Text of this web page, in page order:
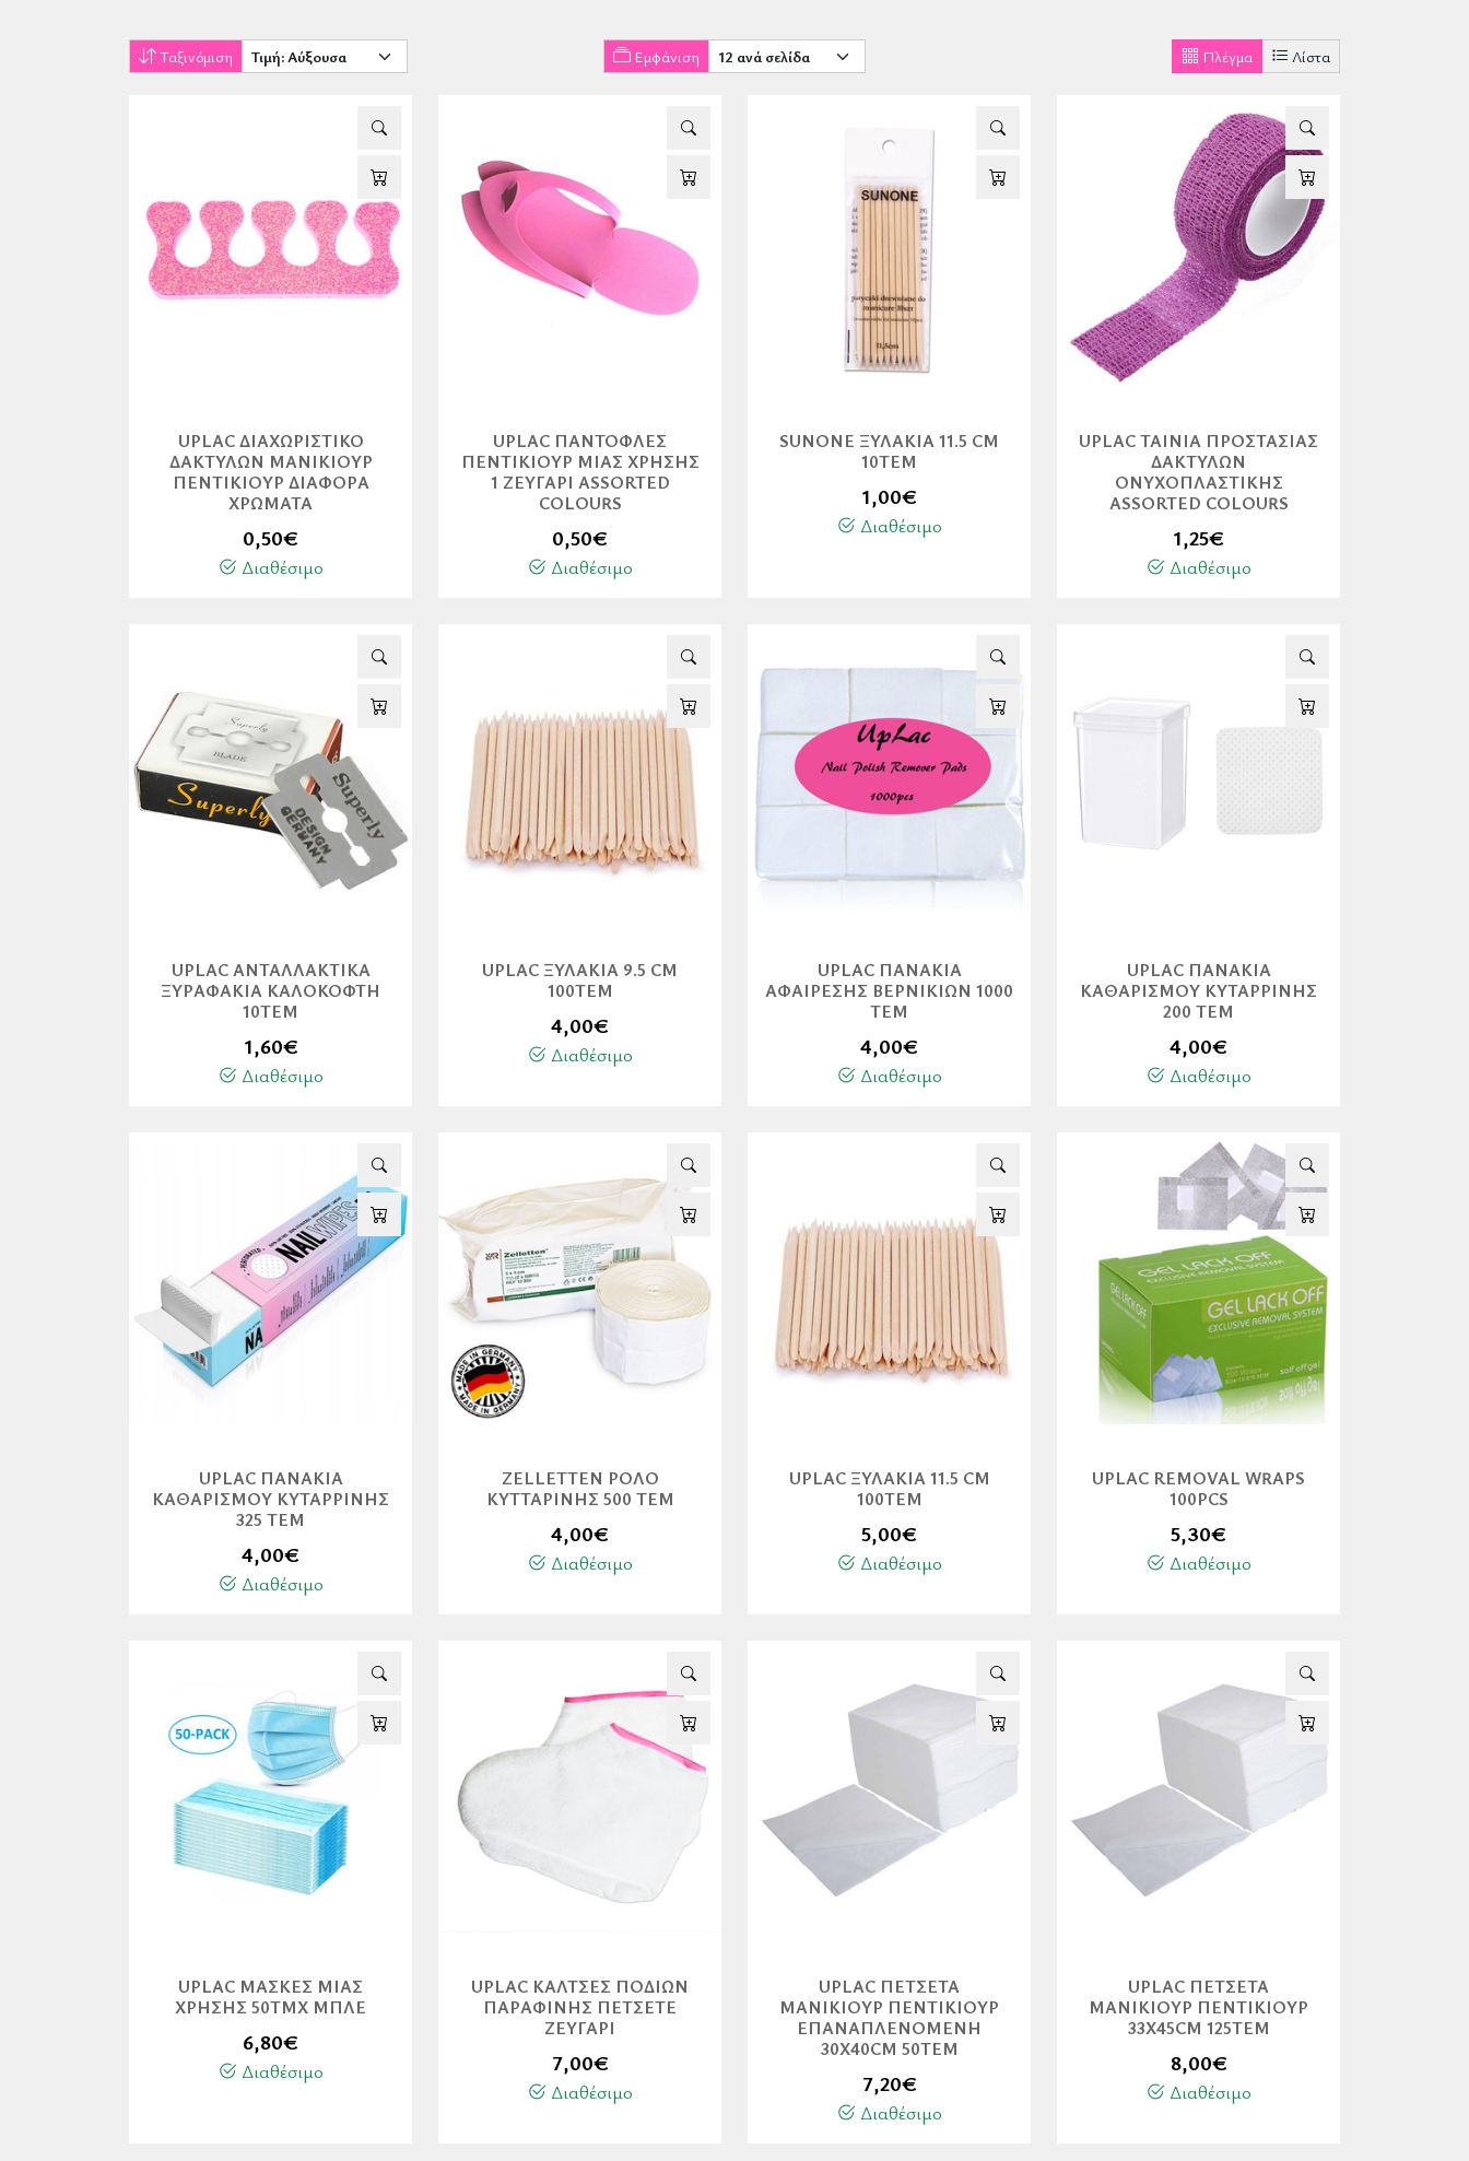
Ταξινόμιση Εμφάνιση Πλέγμα Λίστα
UPLAC ΔΙΑΧΩΡΙΣΤΙΚΌ
ΔΑΚΤΎΛΩΝ ΜΑΝΙΚΙΟΎΡ
ΠΕΝΤΙΚΙΟΎΡ ΔΙΆΦΟΡΑ
ΧΡΏΜΑΤΑ
0,50€
Διαθέσιμο
UPLAC ΠΑΝΤΌΦΛΕΣ
ΠΕΝΤΙΚΙΟΎΡ ΜΙΑΣ ΧΡΉΣΗΣ
1 ΖΕΥΓΆΡΙ ASSORTED
COLOURS
0,50€
Διαθέσιμο
SUNONE ΞΥΛΆΚΙΑ 11.5 CM
10ΤΕΜ
1,00€
Διαθέσιμο
UPLAC ΤΑΙΝΊΑ ΠΡΟΣΤΑΣΊΑΣ
ΔΑΚΤΎΛΩΝ
OΝΥΧΟΠΛΑΣΤΙΚΉΣ
ASSORTED COLOURS
1,25€
Διαθέσιμο
UPLAC ΑΝΤΑΛΛΑΚΤΙΚΆ
ΞΥΡΑΦΆΚΙΑ ΚΑΛΟΚΌΦΤΗ
10ΤΕΜ
1,60€
Διαθέσιμο
UPLAC ΞΥΛΆΚΙΑ 9.5 CM
100ΤΕΜ
4,00€
Διαθέσιμο
UPLAC ΠΑΝΆΚΙΑ
ΑΦΑΊΡΕΣΗΣ ΒΕΡΝΙΚΙΏΝ 1000
ΤΕΜ
4,00€
Διαθέσιμο
UPLAC ΠΑΝΆΚΙΑ
ΚΑΘΑΡΙΣΜΟΎ ΚΥΤΑΡΡΊΝΗΣ
200 ΤΕΜ
4,00€
Διαθέσιμο
UPLAC ΠΑΝΆΚΙΑ
ΚΑΘΑΡΙΣΜΟΎ ΚΥΤΑΡΡΊΝΗΣ
325 ΤΕΜ
4,00€
Διαθέσιμο
ZELLETTEN ΡΟΛΌ
ΚΥΤΤΑΡΊΝΗΣ 500 ΤΕΜ
4,00€
Διαθέσιμο
UPLAC ΞΥΛΆΚΙΑ 11.5 CM
100ΤΕΜ
5,00€
Διαθέσιμο
UPLAC REMOVAL WRAPS
100PCS
5,30€
Διαθέσιμο
UPLAC ΜΆΣΚΕΣ ΜΙΑΣ
ΧΡΉΣΗΣ 50ΤΜΧ ΜΠΛΈ
6,80€
Διαθέσιμο
UPLAC ΚΆΛΤΣΕΣ ΠΟΔΙΏΝ
ΠΑΡΑΦΊΝΗΣ ΠΕΤΣΕΤΈ
ΖΕΥΓΆΡΙ
7,00€
Διαθέσιμο
UPLAC ΠΕΤΣΈΤΑ
ΜΑΝΙΚΙΟΎΡ ΠΕΝΤΙΚΙΟΎΡ
ΕΠΑΝΑΠΛΕΝΌΜΕΝΗ
30X40CM 50ΤΕΜ
7,20€
Διαθέσιμο
UPLAC ΠΕΤΣΈΤΑ
ΜΑΝΙΚΙΟΎΡ ΠΕΝΤΙΚΙΟΎΡ
33X45CM 125ΤΕΜ
8,00€
Διαθέσιμο